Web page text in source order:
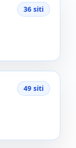
36 siti
49 siti